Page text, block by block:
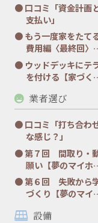
口コミ「資金計画
支払い」
もう一度家をたて
費用編〈最終回
ウッドデッキにテ
を付ける【家づ
業者選び
口コミ「打ち合わ
な感じ？」
第７回 間取り・
願い【夢のマイ
第６回 失敗から
づくり【夢のマ
設備